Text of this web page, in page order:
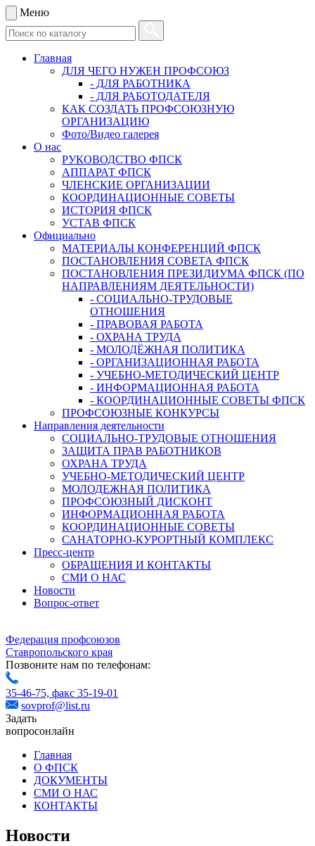
Меню
Главная
ДЛЯ ЧЕГО НУЖЕН ПРОФСОЮЗ
- ДЛЯ РАБОТНИКА
- ДЛЯ РАБОТОДАТЕЛЯ
КАК СОЗДАТЬ ПРОФСОЮЗНУЮ
ОРГАНИЗАЦИЮ
Фото/Видео галерея
О нас
РУКОВОДСТВО ФПСК
АППАРАТ ФПСК
ЧЛЕНСКИЕ ОРГАНИЗАЦИИ
КООРДИНАЦИОННЫЕ СОВЕТЫ
ИСТОРИЯ ФПСК
УСТАВ ФПСК
Официально
МАТЕРИАЛЫ КОНФЕРЕНЦИЙ ФПСК
ПОСТАНОВЛЕНИЯ СОВЕТА ФПСК
ПОСТАНОВЛЕНИЯ ПРЕЗИДИУМА ФПСК (ПО
НАПРАВЛЕНИЯМ ДЕЯТЕЛЬНОСТИ)
- СОЦИАЛЬНО-ТРУДОВЫЕ
ОТНОШЕНИЯ
- ПРАВОВАЯ РАБОТА
- ОХРАНА ТРУДА
- МОЛОДЁЖНАЯ ПОЛИТИКА
- ОРГАНИЗАЦИОННАЯ РАБОТА
- УЧЕБНО-МЕТОДИЧЕСКИЙ ЦЕНТР
- ИНФОРМАЦИОННАЯ РАБОТА
- КООРДИНАЦИОННЫЕ СОВЕТЫ ФПСК
ПРОФСОЮЗНЫЕ КОНКУРСЫ
Направления деятельности
СОЦИАЛЬНО-ТРУДОВЫЕ ОТНОШЕНИЯ
ЗАЩИТА ПРАВ РАБОТНИКОВ
ОХРАНА ТРУДА
УЧЕБНО-МЕТОДИЧЕСКИЙ ЦЕНТР
МОЛОДЕЖНАЯ ПОЛИТИКА
ПРОФСОЮЗНЫЙ ДИСКОНТ
ИНФОРМАЦИОННАЯ РАБОТА
КООРДИНАЦИОННЫЕ СОВЕТЫ
САНАТОРНО-КУРОРТНЫЙ КОМПЛЕКС
Пресс-центр
ОБРАЩЕНИЯ И КОНТАКТЫ
СМИ О НАС
Новости
Вопрос-ответ
Федерация профсоюзов
Ставропольского края
Позвоните нам по телефонам:
35-46-75, факс 35-19-01
sovprof@list.ru
Задать
вопросонлайн
Главная
О ФПСК
ДОКУМЕНТЫ
СМИ О НАС
КОНТАКТЫ
Новости